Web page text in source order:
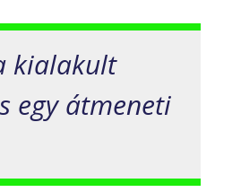
kialakult
egy átmeneti